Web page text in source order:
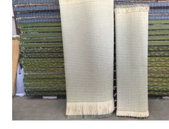
content/themes/kadan_tcd056/
Warning : Attempt to read property
/home/tatamifuji/tatami-fujisawa.com/
content/themes/kadan_tcd056/